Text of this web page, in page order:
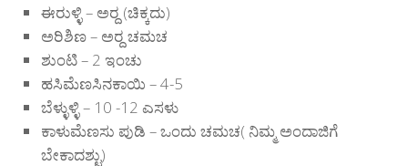
ಈರುಳ್ಳಿ – ಅರ್‍ದ (ಚಿಕ್ಕದು)
ಅರಿಶಿಣ – ಅರ್‍ದ ಚಮಚ
ಶುಂಟಿ – 2 ಇಂಚು
ಹಸಿ‌ಮೆಣಸಿನಕಾಯಿ – 4-5
ಬೆಳ್ಳುಳ್ಳಿ – 10 -12 ಎಸಳು
ಕಾಳುಮೆಣಸು ಪುಡಿ – ಒಂದು ಚಮಚ( ನಿಮ್ಮ ಅಂದಾಜಿಗೆ
ಬೇಕಾದಶ್ಟು)